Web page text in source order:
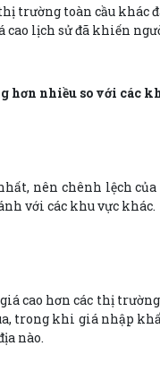
trường toàn cầu
lịch sử đã khiến
hơn nhiều so với các
nên chênh lệch
với các khu vực khác.
cao hơn các thị
trong khi giá nhập
nào.